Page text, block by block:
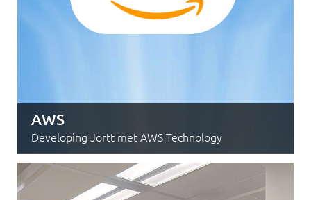
AWS
Developing Jortt met AWS Technology